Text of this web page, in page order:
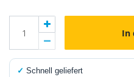
In
✓ Schnell geliefert